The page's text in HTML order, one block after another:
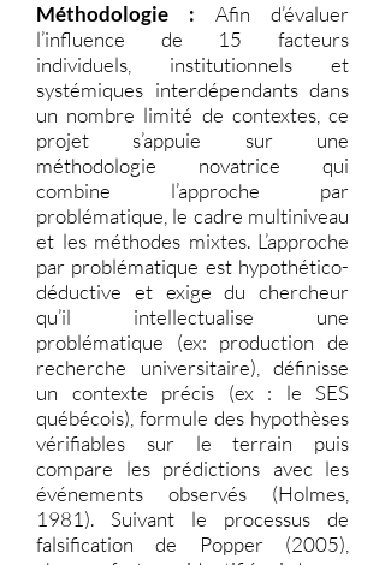
Méthodologie : Afin d’évaluer
l’influence de 15 facteurs
individuels, institutionnels et
systémiques interdépendants dans
un nombre limité de contextes, ce
projet s’appuie sur une
méthodologie novatrice qui
combine l’approche par
problématique, le cadre multiniveau
et les méthodes mixtes. L’approche
par problématique est hypothético-
déductive et exige du chercheur
qu’il intellectualise une
problématique (ex: production de
recherche universitaire), définisse
un contexte précis (ex : le SES
québécois), formule des hypothèses
vérifiables sur le terrain puis
compare les prédictions avec les
événements observés (Holmes,
1981). Suivant le processus de
falsification de Popper (2005),